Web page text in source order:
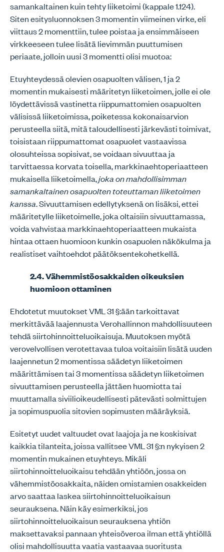
samankaltainen kuin tehty liiketoimi (kappale 1.124).
Siten esitysluonnoksen 3 momentin viimeinen virke, eli
viittaus 2 momenttiin, tulee poistaa ja ensimmäiseen
virkkeeseen tulee lisätä lievimmän puuttumisen
periaate, jolloin uusi 3 momentti olisi muotoa:
Etuyhteydessä olevien osapuolten välisen, 1 ja 2
momentin mukaisesti määritetyn liiketoimen, jolle ei ole
löydettävissä vastinetta riippumattomien osapuolten
välisissä liiketoimissa, poiketessa kokonaisarvion
perusteella siitä, mitä taloudellisesti järkevästi toimivat,
toisistaan riippumattomat osapuolet vastaavissa
olosuhteissa sopisivat, se voidaan sivuuttaa ja
tarvittaessa korvata toisella, markkinaehtoperiaatteen
mukaisella liiketoimella,joka on mahdollisimman
samankaltainen osapuolten toteuttaman liiketoimen
kanssa. Sivuuttamisen edellytyksenä on lisäksi, ettei
määritetylle liiketoimelle, joka oltaisiin sivuuttamassa,
voida vahvistaa markkinaehtoperiaatteen mukaista
hintaa ottaen huomioon kunkin osapuolen näkökulma ja
realistiset vaihtoehdot päätöksentekohetkellä.
2.4. Vähemmistöosakkaiden oikeuksien
huomioon ottaminen
Ehdotetut muutokset VML 31 §:ään tarkoittavat
merkittävää laajennusta Verohallinnon mahdollisuuteen
tehdä siirtohinnoitteluoikaisuja. Muutoksen myötä
verovelvollisen verotettavaa tuloa voitaisiin lisätä uuden
laajennetun 2 momentissa säädetyn liiketoimen
määrittämisen tai 3 momentissa säädetyn liiketoimen
sivuuttamisen perusteella jättäen huomiotta tai
muuttamalla siviilioikeudellisesti pätevästi solmittujen
ja sopimuspuolia sitovien sopimusten määräyksiä.
Esitetyt uudet valtuudet ovat laajoja ja ne koskisivat
kaikkia tilanteita, joissa vallitsee VML 31 §:n nykyisen 2
momentin mukainen etuyhteys. Mikäli
siirtohinnoitteluoikaisu tehdään yhtiöön, jossa on
vähemmistöosakkaita, näiden omistamien osakkeiden
arvo saattaa laskea siirtohinnoitteluoikaisun
seurauksena. Näin käy esimerkiksi, jos
siirtohinnoitteluoikaisun seurauksena yhtiön
maksettavaksi pannaan yhteisöveroa ilman että yhtiöllä
olisi mahdollisuutta vaatia vastaavaa suoritusta